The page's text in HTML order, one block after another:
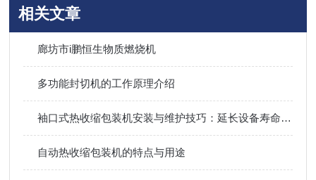
相关文章
廊坊市i鹏恒生物质燃烧机
多功能封切机的工作原理介绍
袖口式热收缩包装机安装与维护技巧：延长设备寿命，减少包装生产线停机
自动热收缩包装机的特点与用途